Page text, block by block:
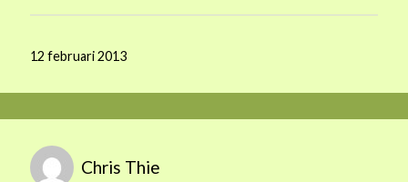
12 februari 2013
Chris Thie